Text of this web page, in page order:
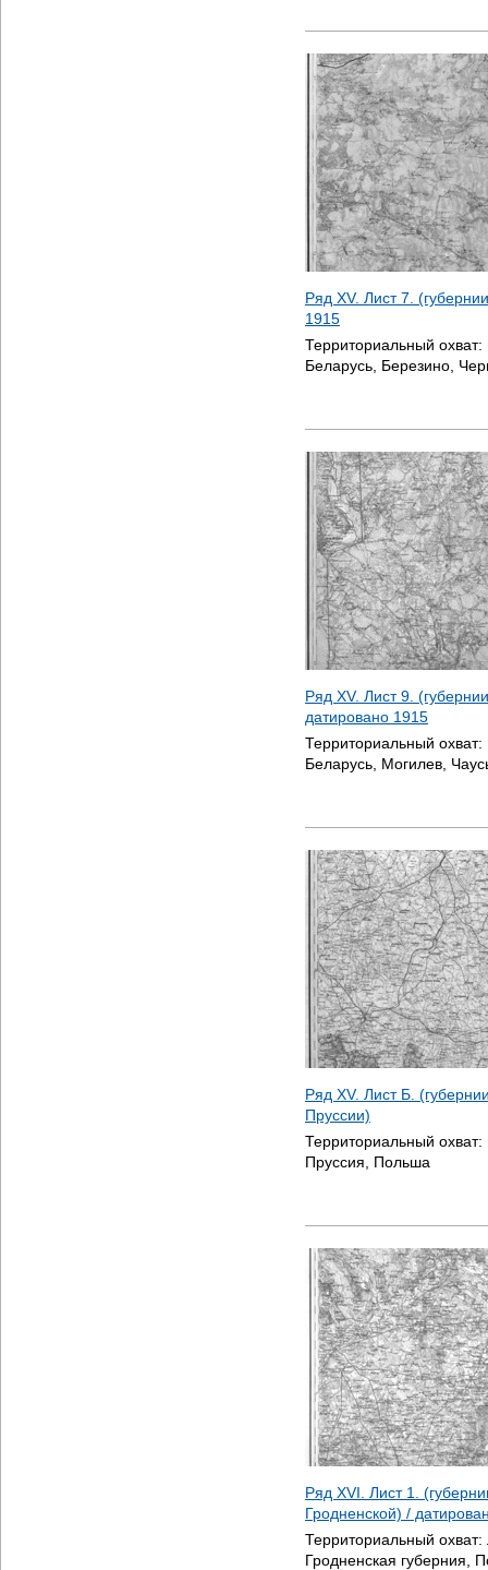
Ряд XV. Лист 7.
1915
Территориальный охват:
Беларусь, Березино,
Ряд XV. Лист 9.
датировано 1915
Территориальный охват:
Беларусь, Могилев,
Ряд XV. Лист Б.
Пруссии)
Территориальный охват:
Пруссия, Польша
Ряд XVI. Лист 1.
Гродненской) /
Территориальный охват:
Гродненская губерния,